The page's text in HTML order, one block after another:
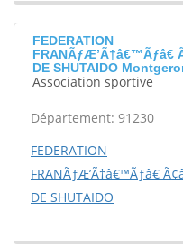
FEDERATION
FRANÃƒÆ’Ã†â€™Ãƒâ€
DE SHUTAIDO
Association sportive
Département: 91230
FEDERATION
FRANÃƒÆ’Ã†â€™Ãƒâ€
DE SHUTAIDO